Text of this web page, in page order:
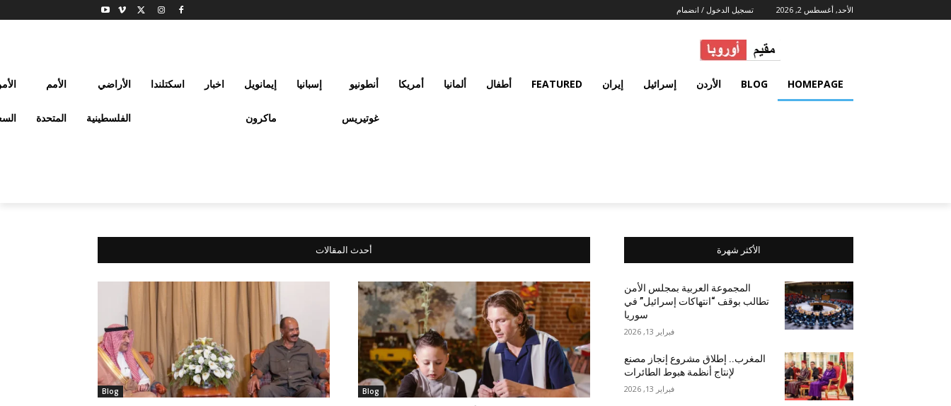
الأحد, أغسطس 2, 2026 تسجيل الدخول / انضمام
HOMEPAGE
BLOG الأردن إسرائيل إيران FEATURED أطفال ألمانيا أمريكا أنطونيو
غوتيريس
إسبانيا إيمانويل
ماكرون
اخبار اسكتلندا الأراضي
الفلسطينية
الأمم
المتحدة
أحدث المقالات
Blog
Blog
الأكثر شهرة
المجموعة العربية بمجلس الأمن
تطالب بوقف “انتهاكات إسرائيل” في
سوريا
فبراير 13, 2026
المغرب.. إطلاق مشروع إنجاز مصنع
لإنتاج أنظمة هبوط الطائرات
فبراير 13, 2026